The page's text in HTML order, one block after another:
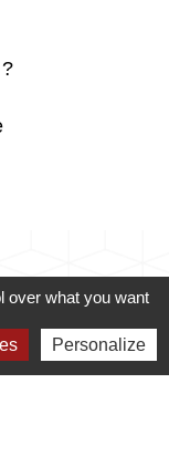
over what you want
Personalize